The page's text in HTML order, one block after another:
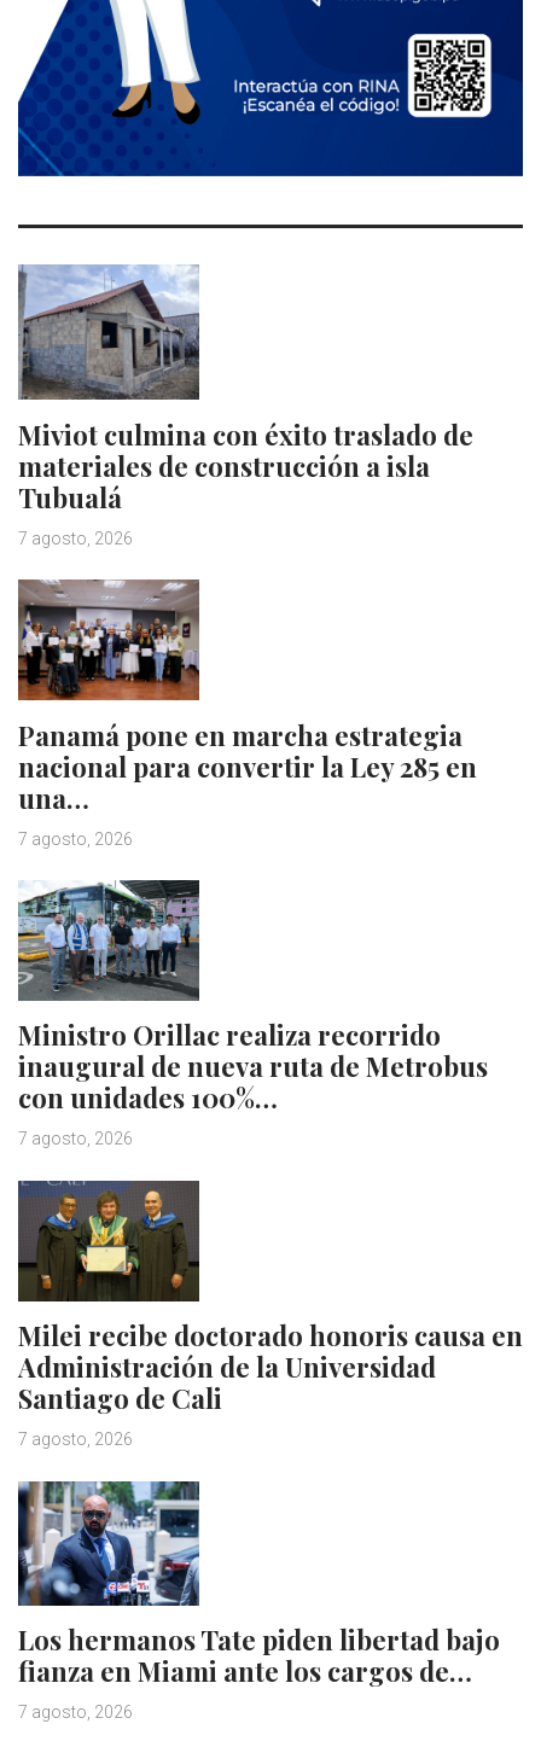
Miviot culmina con éxito traslado de
materiales de construcción a isla
Tubualá
7 agosto, 2026
Panamá pone en marcha estrategia
nacional para convertir la Ley 285 en
una…
7 agosto, 2026
Ministro Orillac realiza recorrido
inaugural de nueva ruta de Metrobus
con unidades 100%…
7 agosto, 2026
Milei recibe doctorado honoris causa en
Administración de la Universidad
Santiago de Cali
7 agosto, 2026
Los hermanos Tate piden libertad bajo
fianza en Miami ante los cargos de…
7 agosto, 2026